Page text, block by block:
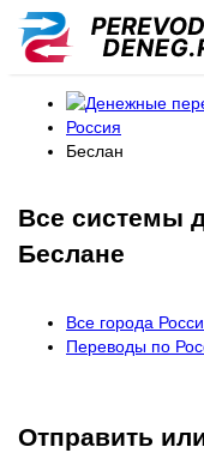
Россия
Беслан
Все системы
Беслане
Все города
Переводы по
Отправить